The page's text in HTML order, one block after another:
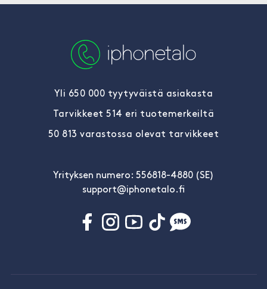
Yli 650 000 tyytyväistä asiakasta
Tarvikkeet 514 eri tuotemerkeiltä
50 813 varastossa olevat tarvikkeet
Yrityksen numero: 556818-4880 (SE)
support@iphonetalo.fi